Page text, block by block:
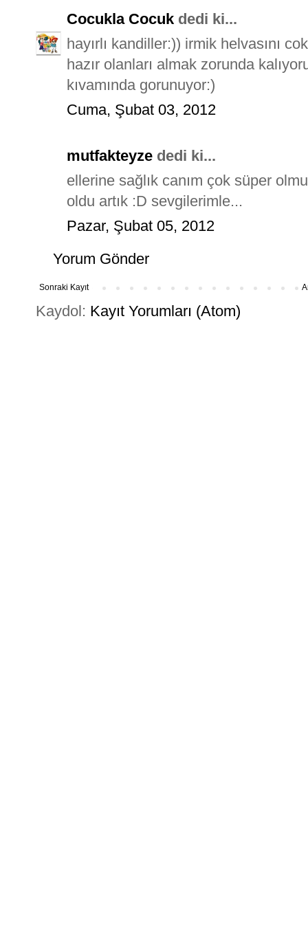
Cocukla Cocuk dedi ki...
hayırlı kandiller:)) irmik helvasını
hazır olanları almak zorunda
kıvamında gorunuyor:)
Cuma, Şubat 03, 2012
mutfakteyze dedi ki...
ellerine sağlık canım çok süper
oldu artık :D sevgilerimle...
Pazar, Şubat 05, 2012
Yorum Gönder
Sonraki Kayıt
Kaydol: Kayıt Yorumları (Atom)